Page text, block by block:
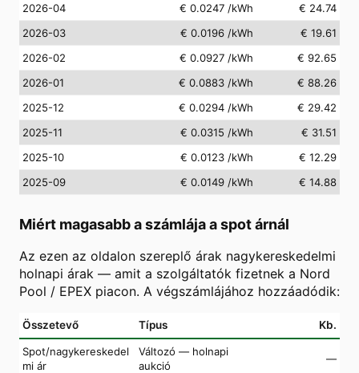
2026-04
€ 0.0247 /kWh
€ 24.74
2026-03
€ 0.0196 /kWh
€ 19.61
2026-02
€ 0.0927 /kWh
€ 92.65
2026-01
€ 0.0883 /kWh
€ 88.26
2025-12
€ 0.0294 /kWh
€ 29.42
2025-11
€ 0.0315 /kWh
€ 31.51
2025-10
€ 0.0123 /kWh
€ 12.29
2025-09
€ 0.0149 /kWh € 14.88
Miért magasabb a számlája a spot árnál
Az ezen az oldalon szereplő árak nagykereskedelmi
holnapi árak — amit a szolgáltatók fizetnek a Nord
Pool / EPEX piacon. A végszámlájához hozzáadódik:
Összetevő Típus Kb.
Spot/nagykereskedel
mi ár
Változó — holnapi
aukció
—